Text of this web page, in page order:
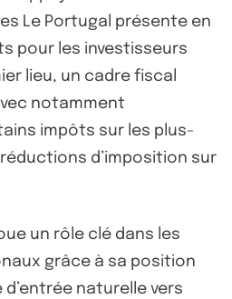
Le Portugal présente en
pour les investisseurs
lieu, un cadre fiscal
notamment
impôts sur les plus-
d’imposition sur
un rôle clé dans les
grâce à sa position
naturelle vers